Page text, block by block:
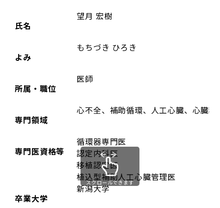
氏名
望月 宏樹
よみ
もちづき ひろき
所属・職位
医師
専門領域
心不全、補助循環、人工心臓、心臓
専門医資格等
循環器専門医
認定内科医
移植認定医
植込型補助人工心臓管理医
卒業大学
新潟大学
スクロールできます